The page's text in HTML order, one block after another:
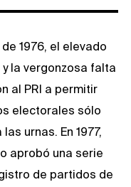
1976, el elevado
la vergonzosa falta
al PRI a permitir
electorales sólo
urnas. En 1977,
aprobó una serie
de partidos de